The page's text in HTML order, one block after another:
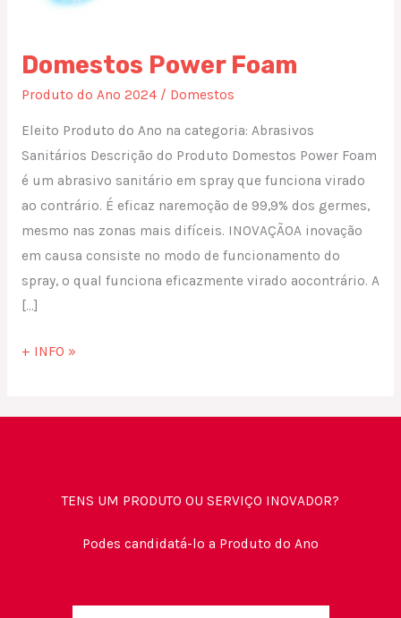
Domestos Power Foam
Produto do Ano 2024/ Domestos
Eleito Produto do Ano na categoria: Abrasivos
Sanitários Descrição do Produto Domestos Power Foam
é um abrasivo sanitário em spray que funciona virado
ao contrário. É eficaz naremoção de 99,9% dos germes,
mesmo nas zonas mais difíceis. INOVAÇÃOA inovação
em causa consiste no modo de funcionamento do
spray, o qual funciona eficazmente virado aocontrário. A
[…]
+ INFO »
TENS UM PRODUTO OU SERVIÇO INOVADOR?
Podes candidatá-lo a Produto do Ano